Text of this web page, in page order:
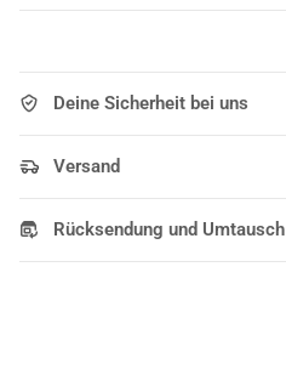
Deine Sicherheit bei uns
Versand
Rücksendung und Umtausch